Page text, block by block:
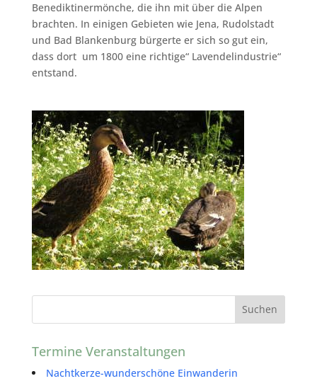
Benediktinermönche, die ihn mit über die Alpen
brachten. In einigen Gebieten wie Jena, Rudolstadt
und Bad Blankenburg bürgerte er sich so gut ein,
dass dort um 1800 eine richtige“ Lavendelindustrie“
entstand.
Termine Veranstaltungen
Nachtkerze-wunderschöne Einwanderin